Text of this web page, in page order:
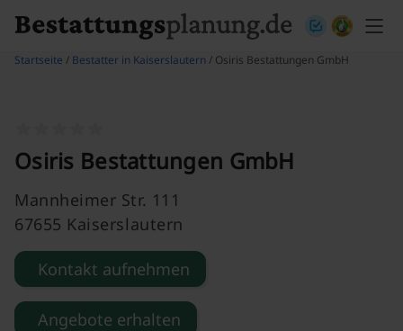
Startseite / Bestatter in Kaiserslautern / Osiris Bestattungen GmbH
Osiris Bestattungen GmbH
Mannheimer Str. 111
67655 Kaiserslautern
Kontakt aufnehmen
Angebote erhalten